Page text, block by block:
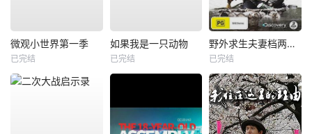
微观小世界第一季
已完结
如果我是一只动物
已完结
野外求生夫妻档两季全
已完结